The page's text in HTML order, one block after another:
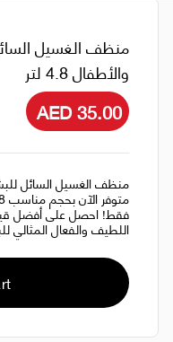
منظف الغسيل
والأطفال 4.8 لتر
AED 35.00
منظف الغسيل السائل
فقط! احصل على أفضل
اللطيف والفعال المثالي